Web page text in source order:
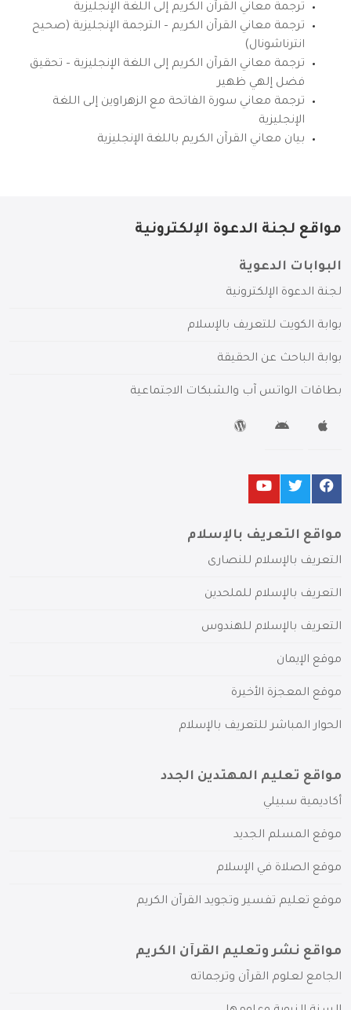
ترجمة معاني القرآن الكريم إلى اللغة الإنجليزية
ترجمة معاني القرآن الكريم – الترجمة الإنجليزية (صحيح
انترناشونال)
ترجمة معاني القرآن الكريم إلى اللغة الإنجليزية – تحقيق
فضل إلهي ظهير
ترجمة معاني سورة الفاتحة مع الزهراوين إلى اللغة
الإنجليزية
بيان معاني القرآن الكريم باللغة الإنجليزية
مواقع لجنة الدعوة الإلكترونية
البوابات الدعوية
لجنة الدعوة الإلكترونية
بوابة الكويت للتعريف بالإسلام
بوابة الباحث عن الحقيقة
بطاقات الواتس آب والشبكات الاجتماعية
مواقع التعريف بالإسلام
التعريف بالإسلام للنصارى
التعريف بالإسلام للملحدين
التعريف بالإسلام للهندوس
موقع الإيمان
موقع المعجزة الأخيرة
الحوار المباشر للتعريف بالإسلام
مواقع تعليم المهتدين الجدد
أكاديمية سبيلي
موقع المسلم الجديد
موقع الصلاة في الإسلام
موقع تعليم تفسير وتجويد القرآن الكريم
مواقع نشر وتعليم القرآن الكريم
الجامع لعلوم القرآن وترجماته